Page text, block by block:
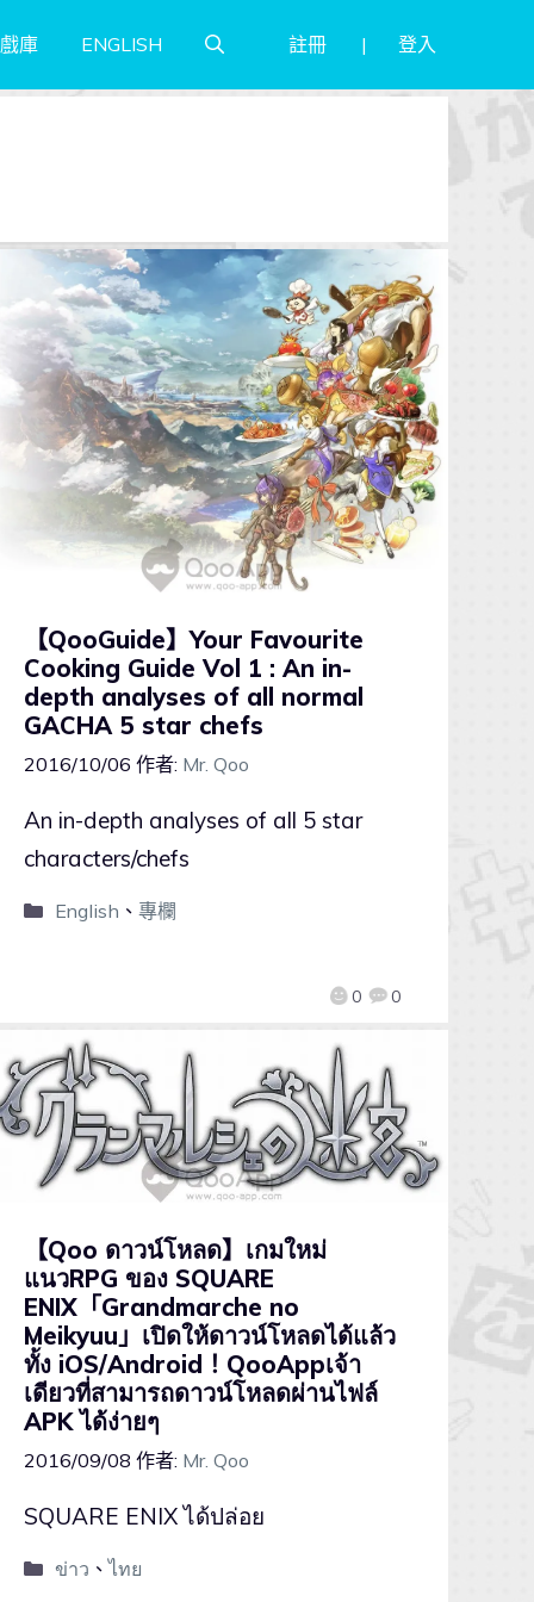
庫 ENGLISH 註冊 登入
【QooGuide】Your Favourite
Cooking Guide Vol 1 : An in-
depth analyses of all normal
GACHA 5 star chefs
2016/10/06 作者: Mr. Qoo
0 0
An in-depth analyses of all 5 star
characters/chefs
English 、 專欄
【Qoo ดาวน์โหลด】เกมใหม่
แนวRPG ของ SQUARE
ENIX「Grandmarche no
Meikyuu」เปิดให้ดาวน์โหลดได้แล้ว
ทั้ง iOS/Android！QooAppเจ้า
เดียวที่สามารถดาวน์โหลดผ่านไฟล์
APK ได้ง่ายๆ
2016/09/08 作者: Mr. Qoo
SQUARE ENIX ได้ปล่อย
ข่าว 、ไทย